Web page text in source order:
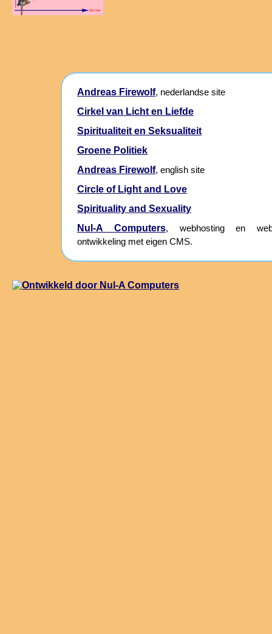
Andreas Firewolf, nederlandse site
Cirkel van Licht en Liefde
Spiritualiteit en Seksualiteit
Groene Politiek
Andreas Firewolf, english site
Circle of Light and Love
Spirituality and Sexuality
Nul-A Computers, webhosting en
ontwikkeling met eigen CMS.